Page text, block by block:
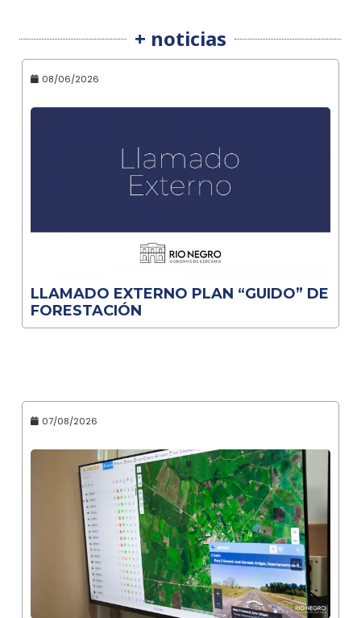
+ noticias
08/06/2026
LLAMADO EXTERNO PLAN “GUIDO” DE
FORESTACIÓN
07/08/2026